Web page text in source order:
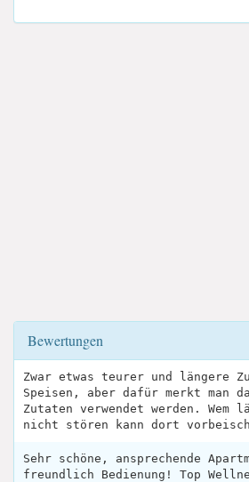
Bewertungen
Zwar etwas teurer und längere
Speisen, aber dafür merkt man
Zutaten verwendet werden. Wem
nicht stören kann dort
Sehr schöne, ansprechende
freundlich Bedienung! Top